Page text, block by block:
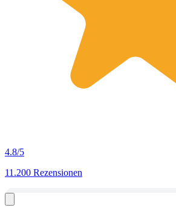
4.8/5
11.200 Rezensionen